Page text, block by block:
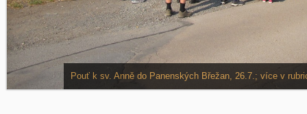
Pouť k sv. Anně do Panenských Břežan, 26.7.; více v
Senioři shromážděni kolem oltáře. Pouť k sv. Anně; více v